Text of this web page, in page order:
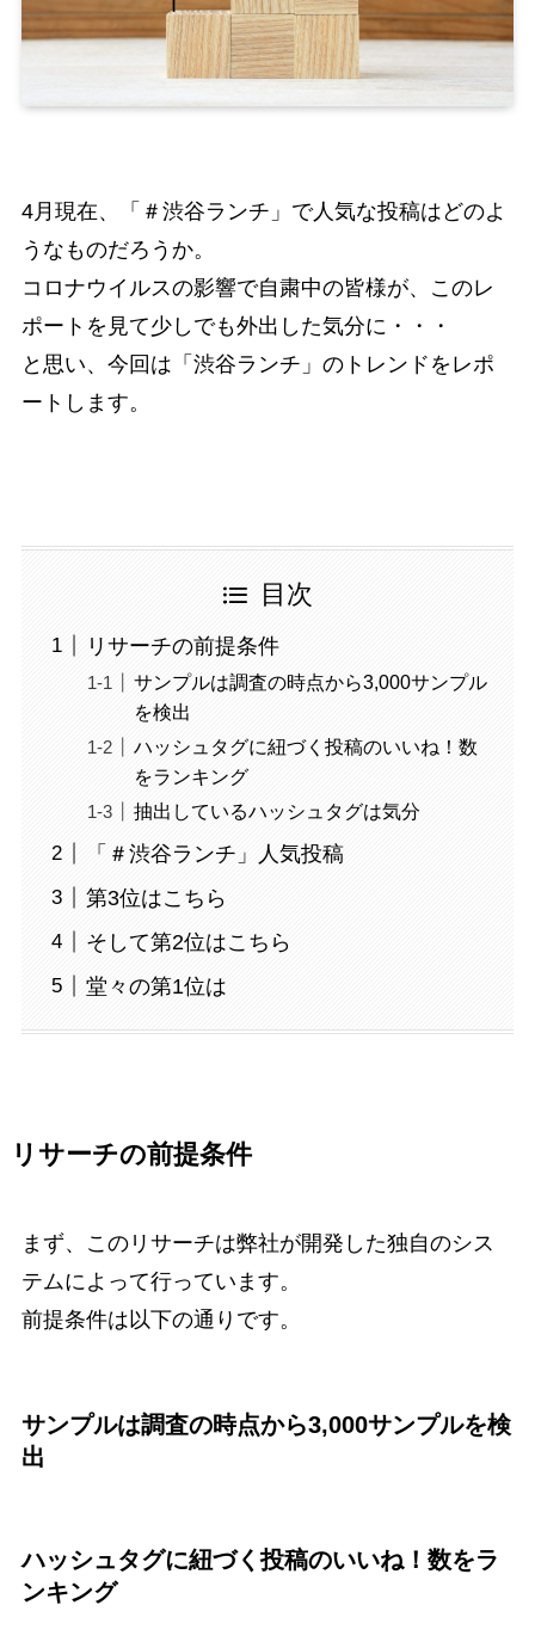
4月現在、「＃渋谷ランチ」で人気な投稿はどのよ
うなものだろうか。
コロナウイルスの影響で自粛中の皆様が、このレ
ポートを見て少しでも外出した気分に・・・
と思い、今回は「渋谷ランチ」のトレンドをレポ
ートします。
目次
リサーチの前提条件
サンプルは調査の時点から3,000サンプル
を検出
ハッシュタグに紐づく投稿のいいね！数
をランキング
抽出しているハッシュタグは気分
「＃渋谷ランチ」人気投稿
第3位はこちら
そして第2位はこちら
堂々の第1位は
リサーチの前提条件
まず、このリサーチは弊社が開発した独自のシス
テムによって行っています。
前提条件は以下の通りです。
サンプルは調査の時点から3,000サンプルを検
出
ハッシュタグに紐づく投稿のいいね！数をラ
ンキング